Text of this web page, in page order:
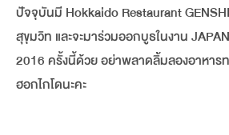
ปัจจุบันมี Hokkaido Restaurant
สุขุมวิท และจะมาร่วมออกบูธในงาน
2016 ครั้งนี้ด้วย อย่าพลาดลิ้มลองอาหารท
ฮอกไกโดนะคะ